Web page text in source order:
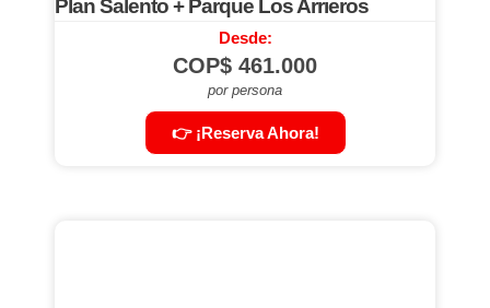
Plan Salento + Parque Los Arrieros
Desde:
COP$ 461.000
por persona
👉 ¡Reserva Ahora!